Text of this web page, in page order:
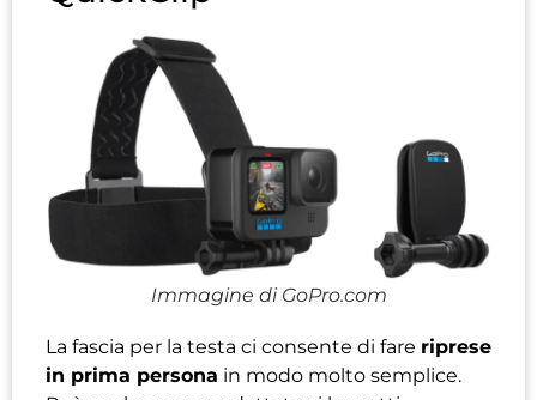
Immagine di GoPro.com
La fascia per la testa ci consente di fare riprese
in prima persona in modo molto semplice.